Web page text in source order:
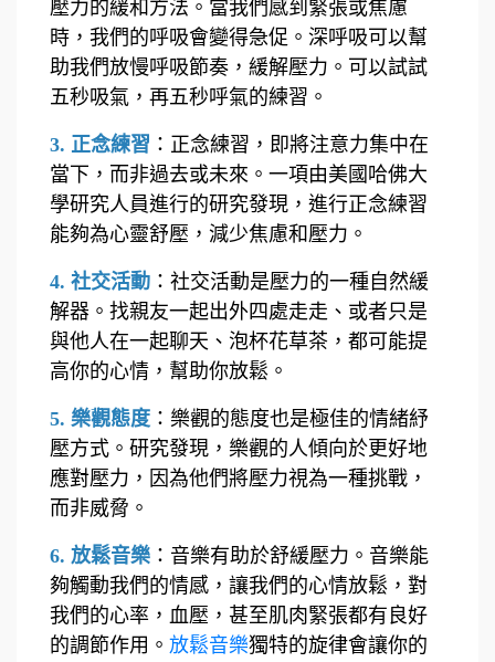
壓力的緩和方法。當我們感到緊張或焦慮
時，我們的呼吸會變得急促。深呼吸可以幫
助我們放慢呼吸節奏，緩解壓力。可以試試
五秒吸氣，再五秒呼氣的練習。
3. 正念練習 ： 正念練習 ，即將注意力集中在
當下，而非過去或未來。一項由美國哈佛大
學研究人員進行的研究發現，進行正念練習
能夠為心靈舒壓，減少焦慮和壓力。
4. 社交活動 ： 社交活動是壓力的一種自然緩
解器。找親友一起出外四處走走、或者只是
與他人在一起聊天、泡杯花草茶，都可能提
高你的心情，幫助你放鬆。
5. 樂觀態度 ： 樂觀的態度也是極佳的情緒紓
壓方式。研究發現，樂觀的人傾向於更好地
應對壓力，因為他們將壓力視為一種挑戰，
而非威脅。
6. 放鬆音樂 ： 音樂有助於舒緩壓力。音樂能
夠觸動我們的情感，讓我們的心情放鬆，對
我們的心率，血壓，甚至肌肉緊張都有良好
的調節作用。 放鬆音樂獨特的旋律會讓你的